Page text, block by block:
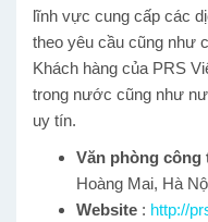
lĩnh vực cung cấp các
theo yêu cầu cũng như
Khách hàng của PRS
trong nước cũng như
uy tín.
Văn phòng công
Hoàng Mai, Hà
Website : http://